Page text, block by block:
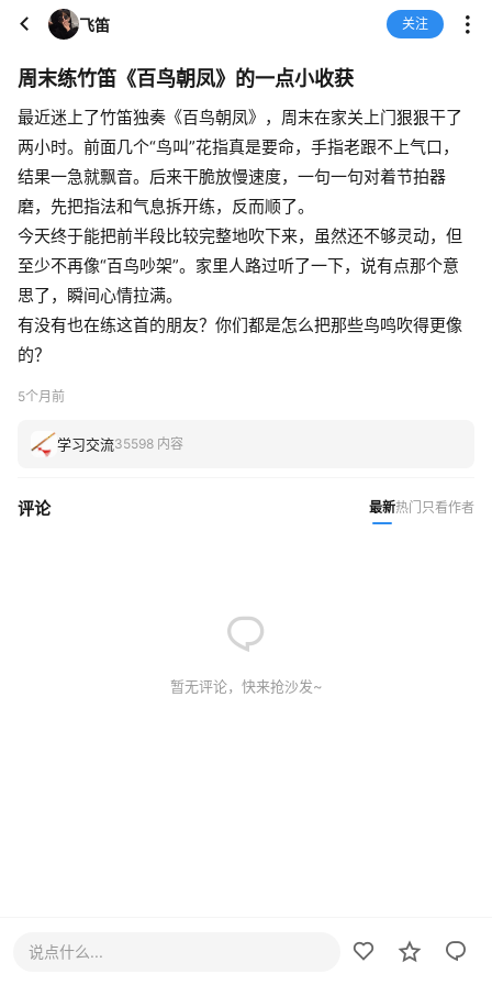
飞笛 关注
周末练竹笛《百鸟朝凤》的一点小收获
最近迷上了竹笛独奏《百鸟朝凤》，周末在家关上门狠狠干了
两小时。前面几个“鸟叫”花指真是要命，手指老跟不上气口，
结果一急就飘音。后来干脆放慢速度，一句一句对着节拍器
磨，先把指法和气息拆开练，反而顺了。
今天终于能把前半段比较完整地吹下来，虽然还不够灵动，但
至少不再像“百鸟吵架”。家里人路过听了一下，说有点那个意
思了，瞬间心情拉满。
有没有也在练这首的朋友？你们都是怎么把那些鸟鸣吹得更像
的？
5个月前
学习交流35598 内容
评论 最新热门 只看作者
暂无评论，快来抢沙发~
说点什么...